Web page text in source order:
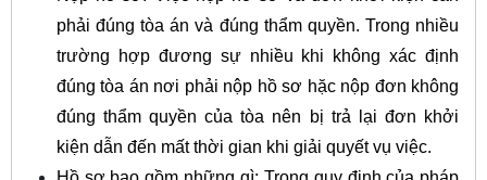
phải đúng tòa án và đúng thẩm quyền. Trong nhiều
trường hợp đương sự nhiều khi không xác định
đúng tòa án nơi phải nộp hồ sơ hặc nộp đơn không
đúng thẩm quyền của tòa nên bị trả lại đơn khởi
kiện dẫn đến mất thời gian khi giải quyết vụ việc.